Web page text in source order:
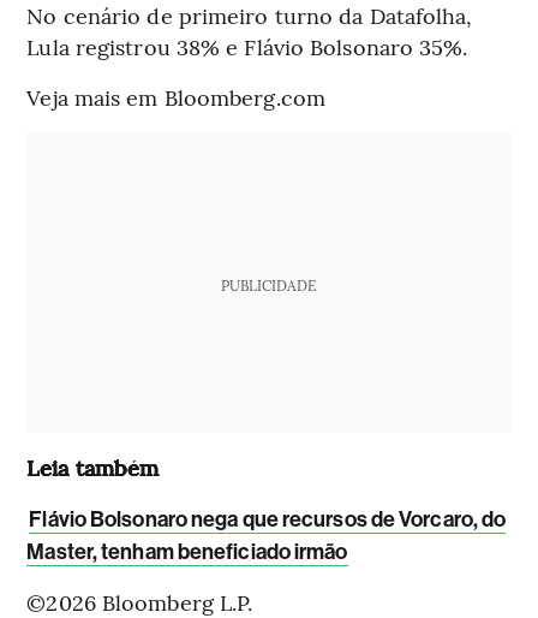
No cenário de primeiro turno da Datafolha,
Lula registrou 38% e Flávio Bolsonaro 35%.
Veja mais em Bloomberg.com
PUBLICIDADE
Leia também
Flávio Bolsonaro nega que recursos de Vorcaro, do
Master, tenham beneficiado irmão
©2026 Bloomberg L.P.